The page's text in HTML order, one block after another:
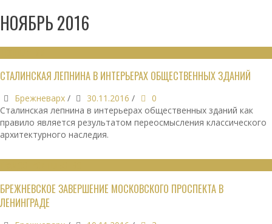
НОЯБРЬ 2016
СТАЛИНСКАЯ ЛЕПНИНА В ИНТЕРЬЕРАХ ОБЩЕСТВЕННЫХ ЗДАНИЙ
Брежневарх / 30.11.2016 /
0
Сталинская лепнина в интерьерах общественных зданий как
правило является результатом переосмысления классического
архитектурного наследия.
БРЕЖНЕВСКОЕ ЗАВЕРШЕНИЕ МОСКОВСКОГО ПРОСПЕКТА В
ЛЕНИНГРАДЕ